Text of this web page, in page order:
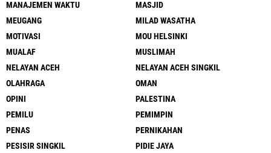
MANAJEMEN WAKTU
MASJID
MEUGANG
MILAD WASATHA
MOTIVASI
MOU HELSINKI
MUALAF
MUSLIMAH
NELAYAN ACEH
NELAYAN ACEH SINGKIL
OLAHRAGA
OMAN
OPINI
PALESTINA
PEMILU
PEMIMPIN
PENAS
PERNIKAHAN
PESISIR SINGKIL
PIDIE JAYA